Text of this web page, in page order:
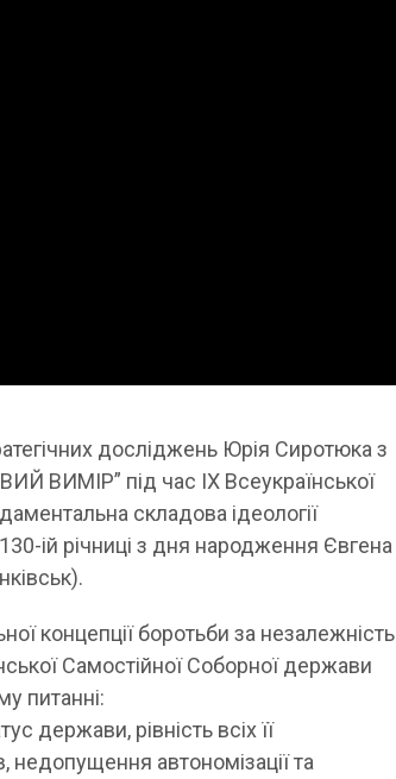
досліджень Юрія Сиротюка з
ВИМІР” під час ІХ Всеукраїнської
складова ідеології
ій річниці з дня народження Євгена
концепції боротьби за незалежність
Самостійної Соборної держави
питанні:
держави, рівність всіх її
недопущення автономізації та